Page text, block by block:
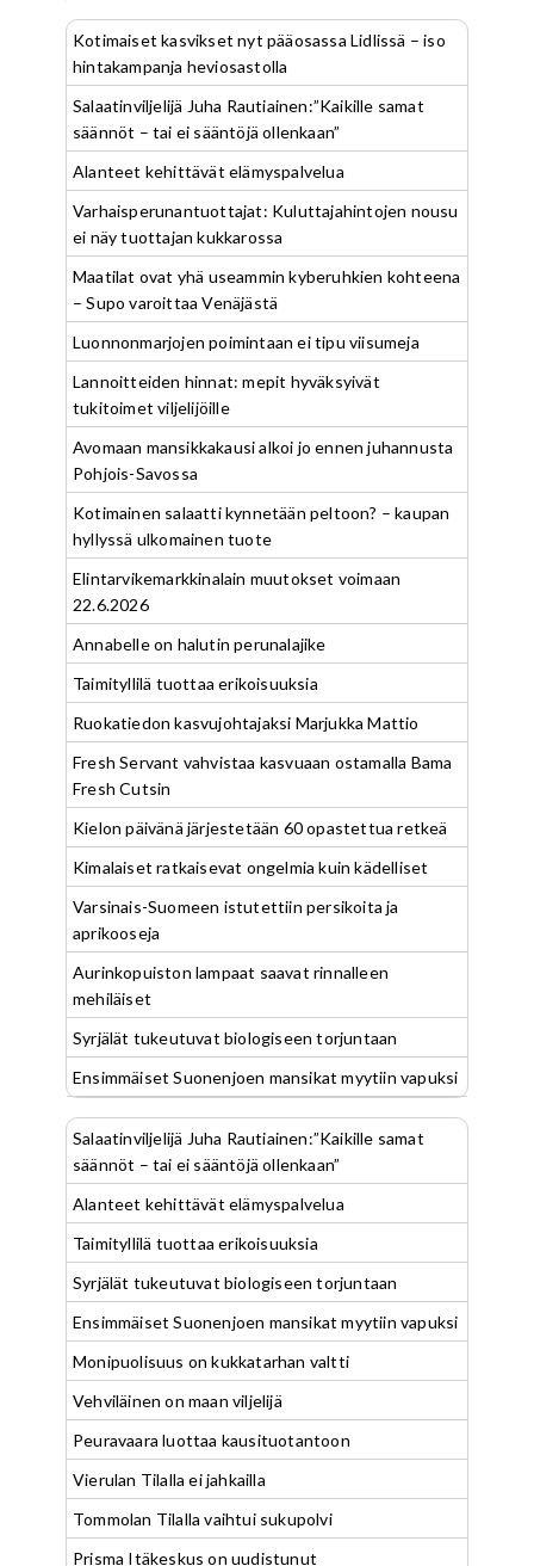
Kotimaiset kasvikset nyt pääosassa Lidlissä – iso
hintakampanja heviosastolla
Salaatinviljelijä Juha Rautiainen:”Kaikille samat
säännöt – tai ei sääntöjä ollenkaan”
Alanteet kehittävät elämyspalvelua
Varhaisperunantuottajat: Kuluttajahintojen nousu
ei näy tuottajan kukkarossa
Maatilat ovat yhä useammin kyberuhkien kohteena
– Supo varoittaa Venäjästä
Luonnonmarjojen poimintaan ei tipu viisumeja
Lannoitteiden hinnat: mepit hyväksyivät
tukitoimet viljelijöille
Avomaan mansikkakausi alkoi jo ennen juhannusta
Pohjois-Savossa
Kotimainen salaatti kynnetään peltoon? – kaupan
hyllyssä ulkomainen tuote
Elintarvikemarkkinalain muutokset voimaan
22.6.2026
Annabelle on halutin perunalajike
Taimityllilä tuottaa erikoisuuksia
Ruokatiedon kasvujohtajaksi Marjukka Mattio
Fresh Servant vahvistaa kasvuaan ostamalla Bama
Fresh Cutsin
Kielon päivänä järjestetään 60 opastettua retkeä
Kimalaiset ratkaisevat ongelmia kuin kädelliset
Varsinais-Suomeen istutettiin persikoita ja
aprikooseja
Aurinkopuiston lampaat saavat rinnalleen
mehiläiset
Syrjälät tukeutuvat biologiseen torjuntaan
Ensimmäiset Suonenjoen mansikat myytiin vapuksi
Salaatinviljelijä Juha Rautiainen:”Kaikille samat
säännöt – tai ei sääntöjä ollenkaan”
Alanteet kehittävät elämyspalvelua
Taimityllilä tuottaa erikoisuuksia
Syrjälät tukeutuvat biologiseen torjuntaan
Ensimmäiset Suonenjoen mansikat myytiin vapuksi
Monipuolisuus on kukkatarhan valtti
Vehviläinen on maan viljelijä
Peuravaara luottaa kausituotantoon
Vierulan Tilalla ei jahkailla
Tommolan Tilalla vaihtui sukupolvi
Prisma Itäkeskus on uudistunut